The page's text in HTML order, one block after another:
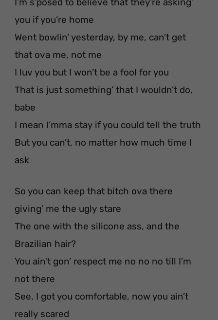
you if you’re home
Went bowlin’ yesterday, by me, can’t get
that ova me, not me
I luv you but I won’t be a fool for you
That is just something’ that I wouldn’t do,
babe
I mean I’mma stay if you could tell the truth
But you can’t, no matter how much time I
ask
So you can keep that bitch ova there
giving’ me the ugly stare
The one with the silicone ass, and the
Brazilian hair?
You ain’t gon’ respect me no no no till I’m
not there
See, I got you comfortable, now you ain’t
really scared